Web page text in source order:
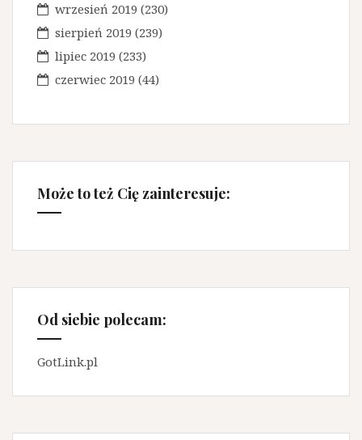
wrzesień 2019 (230)
sierpień 2019 (239)
lipiec 2019 (233)
czerwiec 2019 (44)
Może to też Cię zainteresuje:
Od siebie polecam:
GotLink.pl